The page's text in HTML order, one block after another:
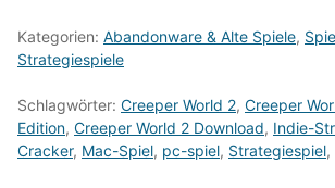
Kategorien: Abandonware & Alte Spiele,
Strategiespiele
Schlagwörter: Creeper World 2, Creeper
Edition, Creeper World 2 Download, Indie-
Cracker, Mac-Spiel, pc-spiel, Strategiespiel,